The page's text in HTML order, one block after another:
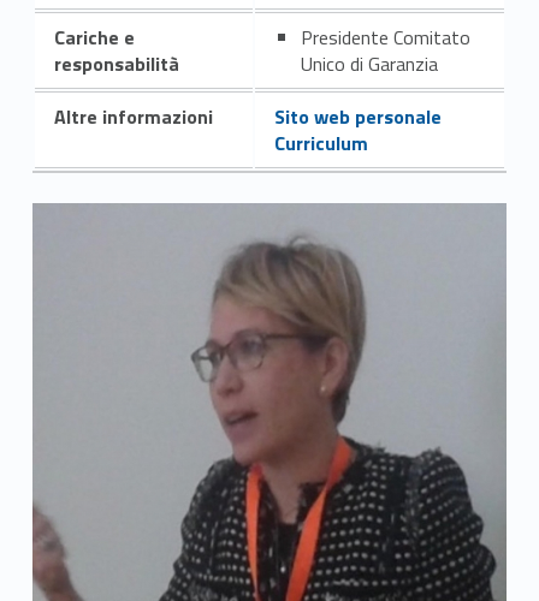
Cariche e
responsabilità
Presidente Comitato
Unico di Garanzia
Altre informazioni
Sito web personale
Curriculum